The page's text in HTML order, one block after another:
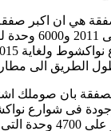
الطريق الى مطار